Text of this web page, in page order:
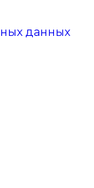
данных